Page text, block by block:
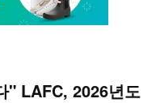
" LAFC, 2026년도